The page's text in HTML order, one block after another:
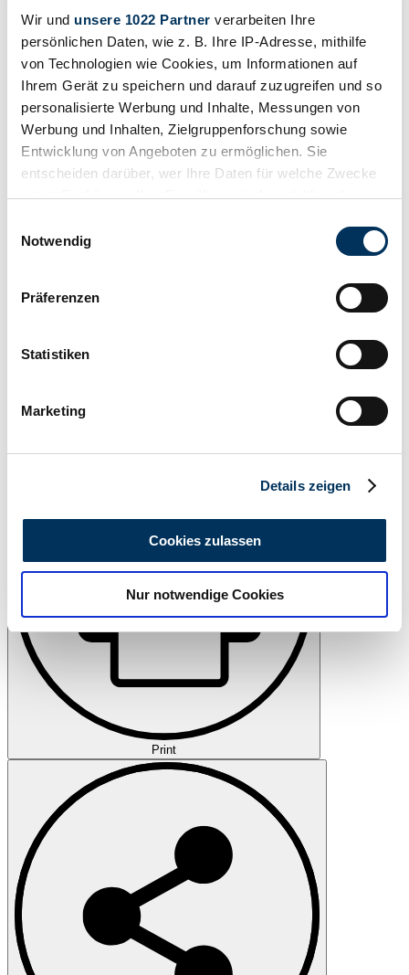
Wir und unsere 1022 Partner verarbeiten Ihre
persönlichen Daten, wie z. B. Ihre IP-Adresse, mithilfe
von Technologien wie Cookies, um Informationen auf
Ihrem Gerät zu speichern und darauf zuzugreifen und so
personalisierte Werbung und Inhalte, Messungen von
Werbung und Inhalten, Zielgruppenforschung sowie
Entwicklung von Angeboten zu ermöglichen. Sie
entscheiden darüber, wer Ihre Daten für welche Zwecke
nutzt. Sie können Ihre Einwilligung jederzeit über die
Trigger Symbol ändern oder widerrufen
Informationen über Ihre geografische Lage
können
bestimmten Merkmalen (Fingerprinting) identifizieren
Erfahren Sie mehr darüber, wie Ihre persönlichen Daten
analysieren. Außerdem geben wir Informationen zu Ihrer
Verwendung unserer Website an unsere Partner für
soziale Medien, Werbung und Analysen weiter. Unsere
Partner führen diese Informationen möglicherweise mit
weiteren Daten zusammen, die Sie ihnen bereitgestellt
haben oder die sie im Rahmen Ihrer Nutzung der Dienste
gesammelt haben.
Datenschutzerklärung
Notwendig
Präferenzen
Statistiken
Marketing
Details zeigen
Cookies zulassen
Nur notwendige Cookies
1969 | Rover 2000 TC
Rover 2000 TC – seltene Schweizer Limousine in Bestzustand
Print